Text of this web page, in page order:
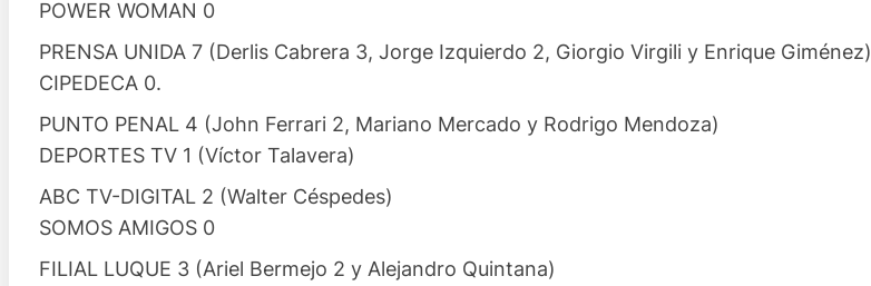
POWER WOMAN 0
PRENSA UNIDA 7 (Derlis Cabrera 3, Jorge Izquierdo 2, Giorgio Virgili y Enrique Giménez)
CIPEDECA 0.
PUNTO PENAL 4 (John Ferrari 2, Mariano Mercado y Rodrigo Mendoza)
DEPORTES TV 1 (Víctor Talavera)
ABC TV-DIGITAL 2 (Walter Céspedes)
SOMOS AMIGOS 0
FILIAL LUQUE 3 (Ariel Bermejo 2 y Alejandro Quintana)